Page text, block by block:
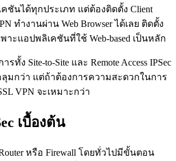
ชันได้ทุกประเภท แต่ต้องติดตั้ง Client
ทำงานผ่าน Web Browser ได้เลย ติดตั้ง
าะแอปพลิเคชันที่ใช้ Web-based เป็นหลัก
ทั้ง Site-to-Site และ Remote Access IPSec
มกว่า แต่ถ้าต้องการความสะดวกในการ
VPN จะเหมาะกว่า
เบื้องต้น
หรือ Firewall โดยทั่วไปมีขั้นตอน